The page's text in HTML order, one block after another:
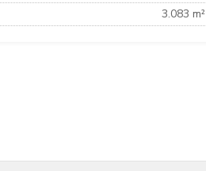
3.083 m²